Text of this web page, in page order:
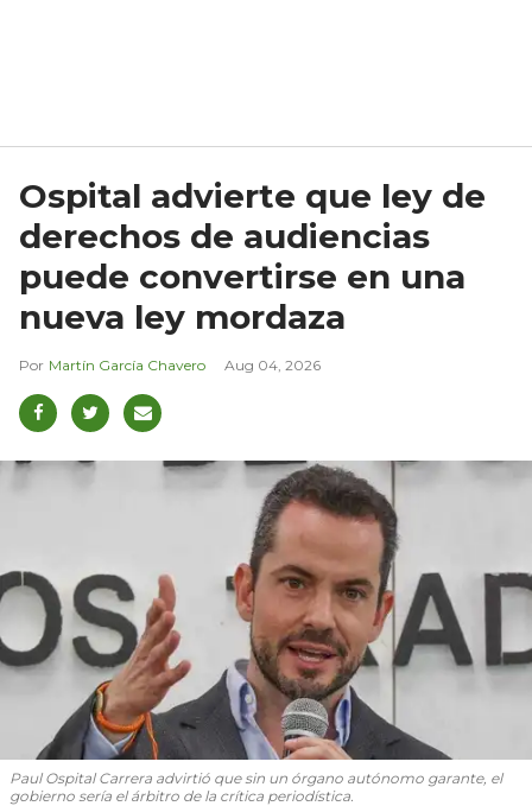
Ospital advierte que ley de
derechos de audiencias
puede convertirse en una
nueva ley mordaza
Martín García Chavero Aug 04, 2026
Paul Ospital Carrera advirtió que sin un órgano autónomo garante, el
gobierno sería el árbitro de la crítica periodística.